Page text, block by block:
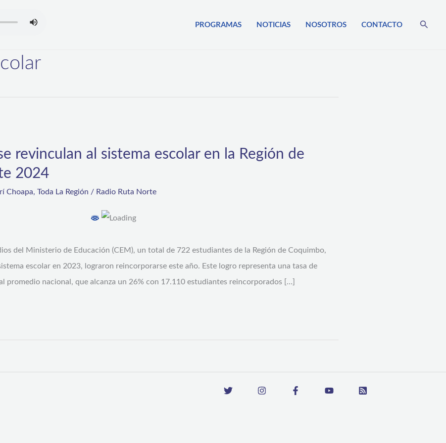
PROGRAMAS NOTICIAS NOSOTROS CONTACTO Buscar
revinculan al sistema escolar en la Región de
2024
Choapa, Toda La Región / Radio Ruta Norte
del Ministerio de Educación (CEM), un total de 722 estudiantes de la Región de Coquimbo,
escolar en 2023, lograron reincorporarse este año. Este logro representa una tasa de
promedio nacional, que alcanza un 26% con 17.110 estudiantes reincorporados […]